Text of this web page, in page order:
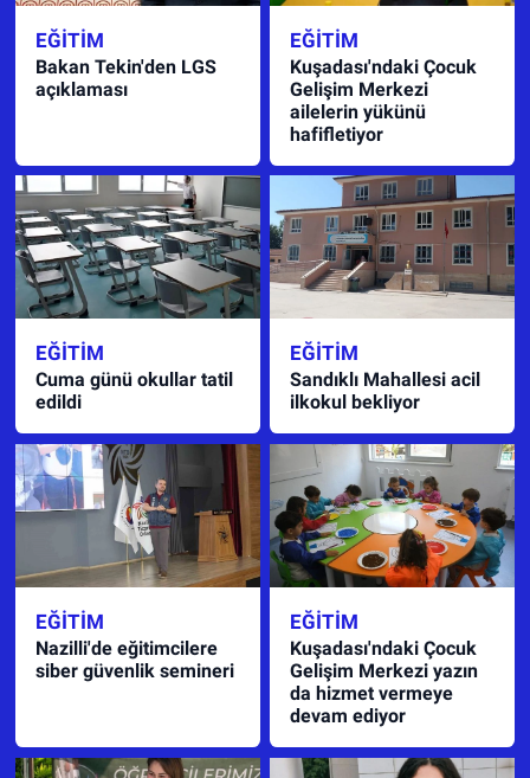
EĞITIM
Bakan Tekin'den LGS
açıklaması
EĞITIM
Kuşadası'ndaki Çocuk
Gelişim Merkezi
ailelerin yükünü
hafifletiyor
EĞITIM
Cuma günü okullar tatil
edildi
EĞITIM
Sandıklı Mahallesi acil
ilkokul bekliyor
EĞITIM
Nazilli'de eğitimcilere
siber güvenlik semineri
EĞITIM
Kuşadası'ndaki Çocuk
Gelişim Merkezi yazın
da hizmet vermeye
devam ediyor